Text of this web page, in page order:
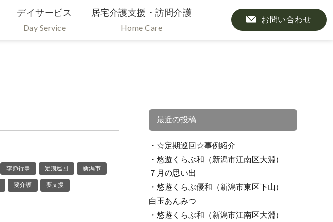
デイサービス
Day Service
居宅介護支援・訪問介護
Home Care
お問い合わせ
季節行事 定期巡回 新潟市
要介護 要支援
最近の投稿
☆定期巡回☆事例紹介
悠遊くらぶ和（新潟市江南区大淵）
７月の思い出
悠遊くらぶ優和（新潟市東区下山）
白玉あんみつ
悠遊くらぶ和（新潟市江南区大淵）